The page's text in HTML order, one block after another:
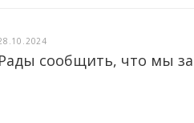
Рады сообщить, что мы